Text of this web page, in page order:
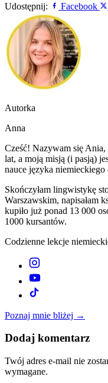
Udostępnij: Facebook
Autorka
Anna
Cześć! Nazywam się
lat, a moją misją (i pasją)
nauce języka
Skończyłam lingwistykę
Warszawskim, napisałam
kupiło już ponad 13 000
1000 kursantów.
Codzienne lekcje
Poznaj mnie bliżej →
Dodaj komentarz
Twój adres e-mail nie
wymagane.